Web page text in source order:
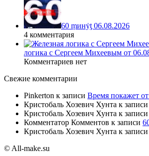
60 ṃинẏƫ 06.08.2026
4 комментария
логика с Сергеем Михеевым от
Комментариев нет
Свежие комментарии
Pinkerton к записи Время покажет
Кристобаль Хозевич Хунта к записи
Кристобаль Хозевич Хунта к записи
Комментатор Комментов к записи
Кристобаль Хозевич Хунта к записи
© All-make.su